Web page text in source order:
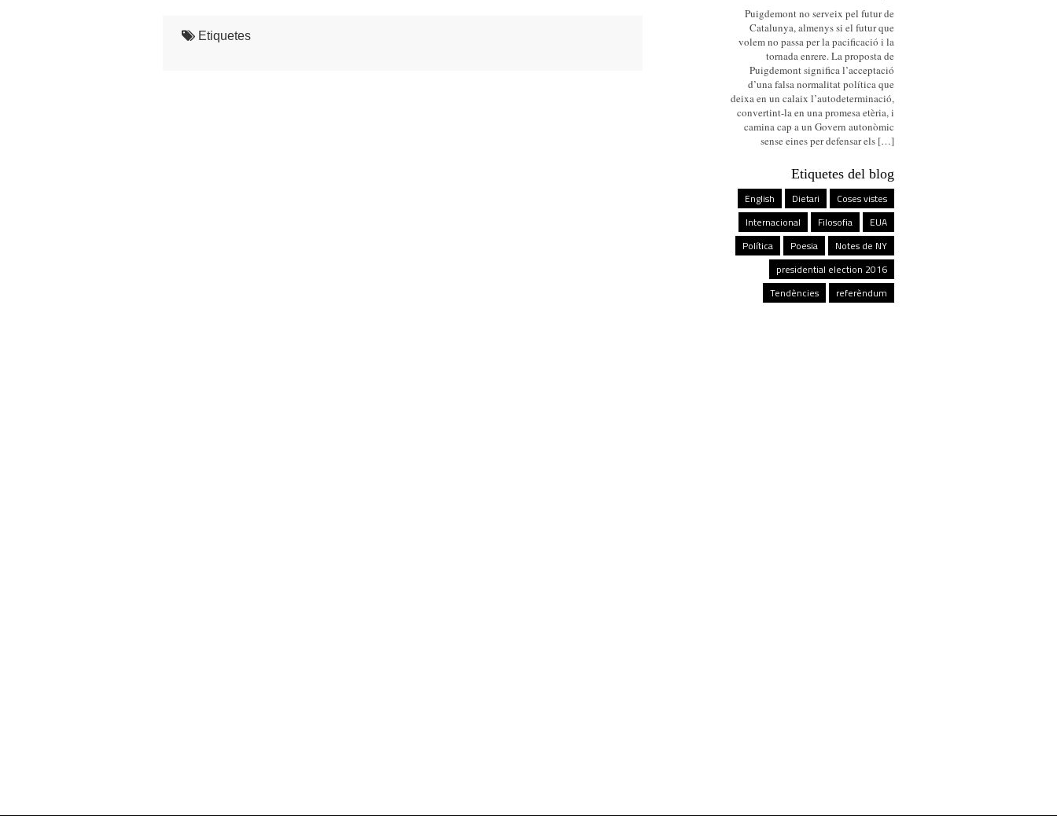
Etiquetes
Puigdemont no serveix pel futur de
Catalunya, almenys si el futur que
volem no passa per la pacificació i la
tornada enrere. La proposta de
Puigdemont significa l’acceptació
d’una falsa normalitat política que
deixa en un calaix l’autodeterminació,
convertint-la en una promesa etèria, i
camina cap a un Govern autonòmic
sense eines per defensar els […]
Etiquetes del blog
Coses vistes
Dietari
English
EUA
Filosofia
Internacional
Notes de NY
Poesia
Política
presidential election 2016
referèndum
Tendències